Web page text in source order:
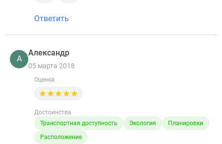
Ответить
А
Александр
05 марта 2018
Оценка
Достоинства
Транспортная доступность
Экология
Планировки
Расположение